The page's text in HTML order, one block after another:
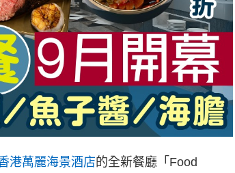
港萬麗海景酒店的全新餐廳「Food